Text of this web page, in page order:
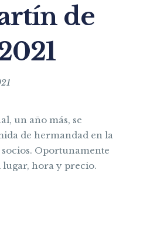
de
un año más, se
de hermandad en la
Oportunamente
hora y precio.